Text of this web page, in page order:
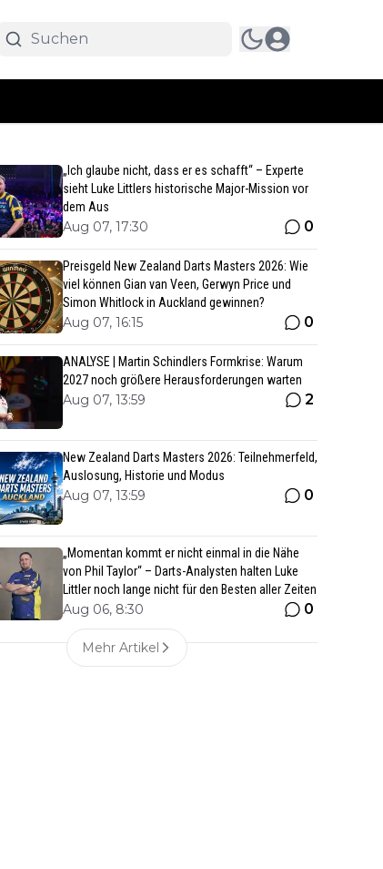
„Ich glaube nicht, dass er es schafft“ – Experte
sieht Luke Littlers historische Major-Mission vor
dem Aus
Aug 07, 17:30 0
Preisgeld New Zealand Darts Masters 2026: Wie
viel können Gian van Veen, Gerwyn Price und
Simon Whitlock in Auckland gewinnen?
Aug 07, 16:15 0
ANALYSE | Martin Schindlers Formkrise: Warum
2027 noch größere Herausforderungen warten
Aug 07, 13:59 2
New Zealand Darts Masters 2026: Teilnehmerfeld,
Auslosung, Historie und Modus
Aug 07, 13:59 0
„Momentan kommt er nicht einmal in die Nähe
von Phil Taylor“ – Darts-Analysten halten Luke
Littler noch lange nicht für den Besten aller Zeiten
Aug 06, 8:30 0
Mehr Artikel